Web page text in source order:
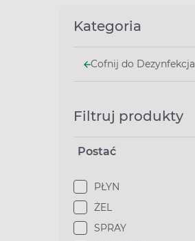
Kategoria
Cofnij do Dezynfekcja
Filtruj produkty
Postać
PŁYN
ŻEL
SPRAY